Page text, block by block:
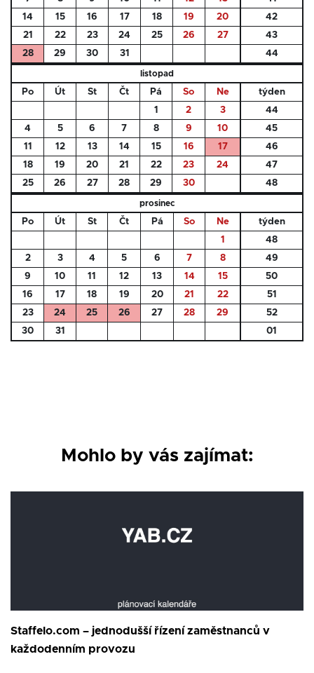
14
15 16 17 18 19 20
42
21
22 23 24 25 26 27
43
28
29 30 31 44
listopad
Po Út St Čt Pá So Ne
týden
1
2 3
44
4
5 6 7 8 9 10
45
11
12 13 14 15 16 17
46
18
19 20 21 22 23 24
47
25
26 27 28 29 30 48
prosinec
Po Út St Čt Pá So Ne
týden
1
48
2
3 4 5 6 7 8
49
9
10 11 12 13 14 15
50
16
17 18 19 20 21 22
51
23
24 25 26 27 28 29
52
30
31 01
Mohlo by vás zajímat:
Staffelo.com – jednodušší řízení zaměstnanců v
každodenním provozu